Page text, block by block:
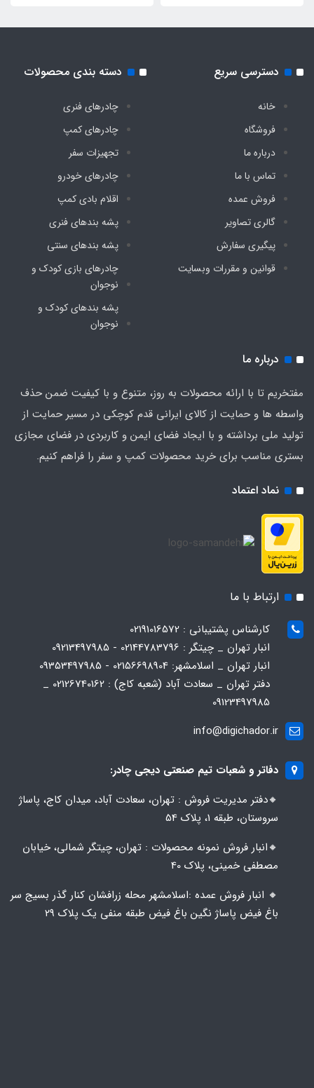
نماد اعتماد
دسترسی سریع
خانه
فروشگاه
درباره ما
تماس با ما
فروش عمده
گالری تصاویر
پیگیری سفارش
قوانین و مقررات وبسایت
دسته بندی محصولات
چادرهای فنری
چادرهای کمپ
تجهیزات سفر
چادرهای خودرو
اقلام بادی کمپ
پشه‌ بندهای فنری
پشه‌ بندهای سنتی
چادرهای بازی کودک و
نوجوان
پشه‌ بندهای کودک و
نوجوان
درباره ما
مفتخریم تا با ارائه محصولات به روز، متنوع و با کیفیت ضمن حذف
واسطه ها و حمایت از کالای ایرانی قدم کوچکی در مسیر حمایت از
تولید ملی برداشته و با ایجاد فضای ایمن و کاربردی در فضای مجازی
بستری مناسب برای خرید محصولات کمپ و سفر را فراهم کنیم.
ارتباط با ما
کارشناس پشتیبانی : 02191016572
انبار تهران _ چیتگر : 02144783796 - 09213497985
انبار تهران _ اسلامشهر: 02156698904 - 09353497985
دفتر تهران _ سعادت آباد (شعبه کاج) : 02126740162 _
09123497985
info@digichador.ir
دفاتر و شعبات تیم صنعتی دیجی چادر:
🔸️​​دفتر مدیریت فروش : تهران، سعادت آباد، میدان کاج، پاساژ
سروستان، طبقه 1، پلاک 54
🔸️​​انبار فروش نمونه محصولات : تهران، چیتگر شمالی، خیابان
مصطفی خمینی، پلاک 40
🔸️ انبار فروش عمده :اسلامشهر محله زرافشان کنار گذر بسیج سر
باغ فیض پاساژ نگین باغ فیض طبقه منفی یک پلاک ۲۹